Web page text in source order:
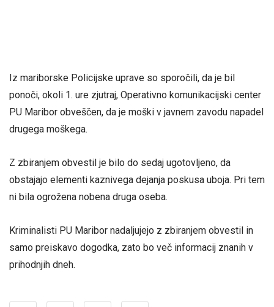
Iz mariborske Policijske uprave so sporočili, da je bil
ponoči, okoli 1. ure zjutraj, Operativno komunikacijski center
PU Maribor obveščen, da je moški v javnem zavodu napadel
drugega moškega.
Z zbiranjem obvestil je bilo do sedaj ugotovljeno, da
obstajajo elementi kaznivega dejanja poskusa uboja. Pri tem
ni bila ogrožena nobena druga oseba.
Kriminalisti PU Maribor nadaljujejo z zbiranjem obvestil in
samo preiskavo dogodka, zato bo več informacij znanih v
prihodnjih dneh.